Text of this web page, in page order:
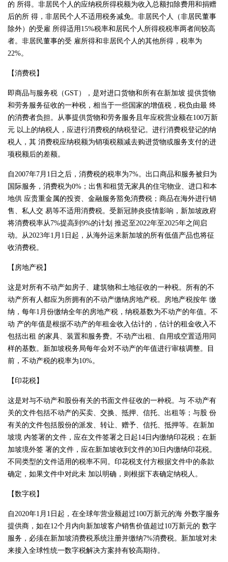
的 所得。非居民个人的应纳税所得税额为收入总额扣除费用和捐赠
后的所 得，非居民个人不适用税务减免。非居民个人（非居民董事
除外）的受雇 所得适用15%税率和居民个人所得税税率两者间较高
者。非居民董事的受 雇所得和非居民个人的其他所得，税率为
22%。
【消费税】
即商品与服务税（GST），是对进口货物和所有在新加坡 提供货物
和劳务服务征收的一种税，相当于一些国家的增值税，税负由最 终
的消费者负担。从事提供货物和劳务服务且年应税营业额在100万新
元 以上的纳税人，应进行消费税的纳税登记。进行消费税登记的纳
税人，其 消费税应纳税额为销项税额减去购进货物或服务支付的进
项税额后的差额。
自2007年7月1日之后，消费税的税率为7%。出口商品和服务被归为
国际服务，消费税为0%；出售和租赁无家具的住宅物业、进口和本
地供 应贵重金属的投资、金融服务豁免消费税；商品在海外进行销
售、私人交 易等不适用消费税。受新冠肺炎疫情影响，新加坡政府
将消费税率从7%提高到9%的计划 推迟至2022年至2025年之间启
动。从2023年1月1日起，从海外运来新加坡的所有低值产品也将征
收消费税。
【房地产税】
这是对所有不动产如房子、建筑物和土地征收的一种税。所有的不
动产所有人都应为所拥有的不动产缴纳房地产税。房地产税按年 缴
纳，每年1月份缴纳全年的房地产税，纳税基数为不动产的年值。不
动 产的年值是根据不动产的年租金收入估计的，估计的租金收入不
包括出租 的家具、装置和服务费。不动产出租、自用或空置适用同
样的基数。新加坡税务局每年会对不动产的年值进行审核调整。目
前，不动产税的税率为10%。
【印花税】
这是对与不动产和股份有关的书面文件征收的一种税。与 不动产有
关的文件包括不动产的买卖、交换、抵押、信托、出租等；与股 份
有关的文件包括股份的派发、转让、赠予、信托、抵押等。在新加
坡境 内签署的文件，应在文件签署之日起14日内缴纳印花税；在新
加坡境外签 署的文件，应在新加坡收到文件的30日内缴纳印花税。
不同类型的文件适用的税率不同。印花税支付方根据文件中的条款
确定，如果文件中对此未 加以明确，则根据下表确定纳税人。
【数字税】
自2020年1月1日起，在全球年营业额超过100万新元的海 外数字服务
提供商，如在12个月内向新加坡客户销售价值超过10万新元的 数字
服务，必须在新加坡消费税系统注册并缴纳7%消费税。新加坡对未
来接入全球性统一数字税解决方案持有较高期待。